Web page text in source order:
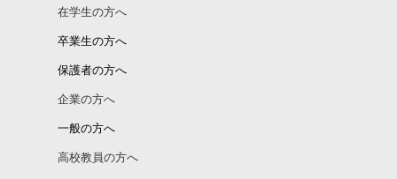
在学生の方へ
卒業生の方へ
保護者の方へ
企業の方へ
一般の方へ
高校教員の方へ